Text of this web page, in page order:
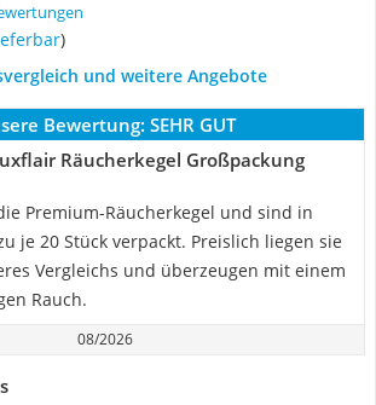
)
und weitere Angebote
Bewertung: SEHR GUT
Räucherkegel Großpackung
Premium-Räucherkegel und sind in
je 20 Stück verpackt. Preislich liegen sie
Vergleichs und überzeugen mit einem
Rauch.
08/2026